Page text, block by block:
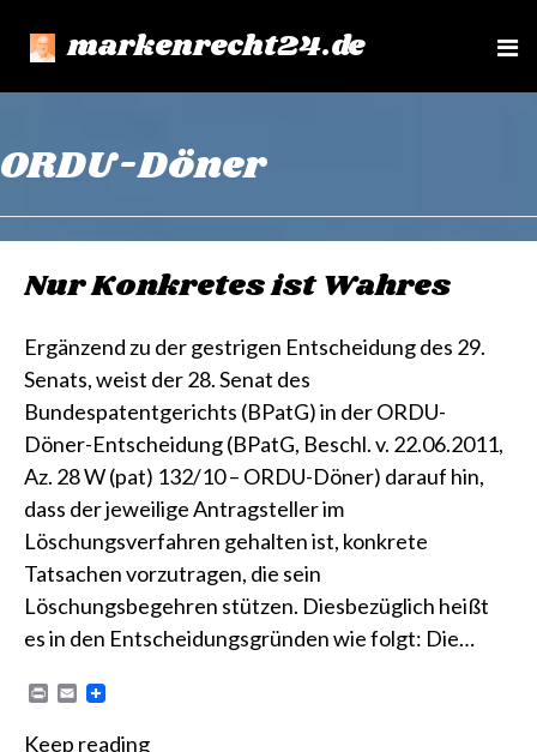
markenrecht24.de
e
ORDU-Döner
Nur Konkretes ist Wahres
Ergänzend zu der gestrigen Entscheidung des 29.
Senats, weist der 28. Senat des
Bundespatentgerichts (BPatG) in der ORDU-
Döner-Entscheidung (BPatG, Beschl. v. 22.06.2011,
Az. 28 W (pat) 132/10 – ORDU-Döner) darauf hin,
dass der jeweilige Antragsteller im
Löschungsverfahren gehalten ist, konkrete
Tatsachen vorzutragen, die sein
Löschungsbegehren stützen. Diesbezüglich heißt
es in den Entscheidungsgründen wie folgt: Die…
E
Keep reading